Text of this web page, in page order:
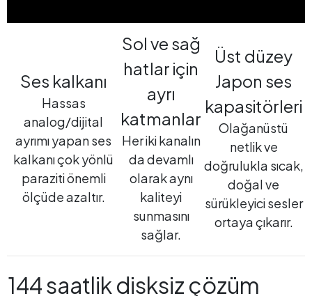
Ses kalkanı
Hassas
analog/dijital
ayrımı yapan ses
kalkanı çok yönlü
paraziti önemli
ölçüde azaltır.
Sol ve sağ
hatlar için
ayrı
katmanlar
Her iki kanalın
da devamlı
olarak aynı
kaliteyi
sunmasını
sağlar.
Üst düzey
Japon ses
kapasitörleri
Olağanüstü
netlik ve
doğrulukla sıcak,
doğal ve
sürükleyici sesler
ortaya çıkarır.
144 saatlik disksiz çözüm